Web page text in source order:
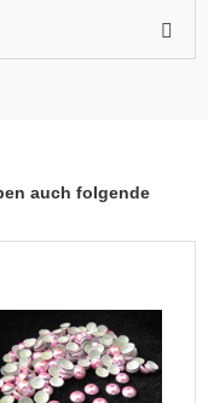
auch folgende